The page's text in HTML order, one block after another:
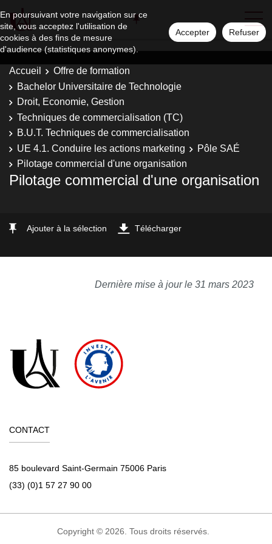
En poursuivant votre navigation sur ce
site, vous acceptez l'utilisation de
cookies à des fins de mesure
d'audience (statistiques anonymes).
Accepter Refuser
Accueil
Offre de formation
Bachelor Universitaire de Technologie
Droit, Economie, Gestion
Techniques de commercialisation (TC)
B.U.T. Techniques de commercialisation
UE 4.1. Conduire les actions marketing
Pôle SAÉ
Pilotage commercial d'une organisation
Pilotage commercial d'une organisation
Ajouter à la sélection Télécharger
Dernière mise à jour le 31 mars 2023
CONTACT
85 boulevard Saint-Germain 75006 Paris
(33) (0)1 57 27 90 00
Copyright © 2026. Tous droits réservés.